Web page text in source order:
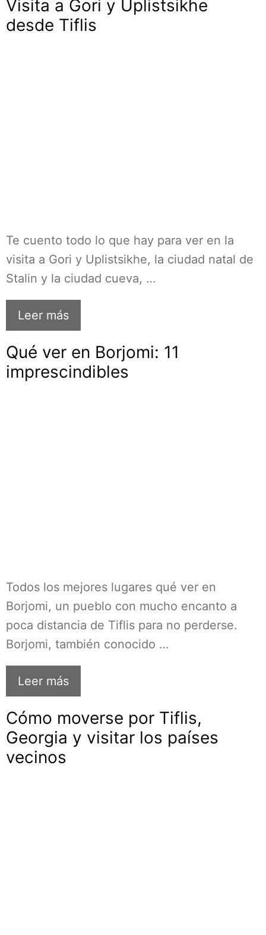
Visita a Gori y Uplistsikhe
desde Tiflis
Te cuento todo lo que hay para ver en la
visita a Gori y Uplistsikhe, la ciudad natal de
Stalin y la ciudad cueva, …
Leer más
Qué ver en Borjomi: 11
imprescindibles
Todos los mejores lugares qué ver en
Borjomi, un pueblo con mucho encanto a
poca distancia de Tiflis para no perderse.
Borjomi, también conocido …
Leer más
Cómo moverse por Tiflis,
Georgia y visitar los países
vecinos